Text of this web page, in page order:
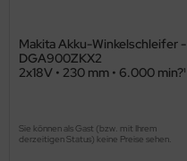
Makita Akku-Winkelschleifer -
DGA900ZKX2
2x18V • 230 mm • 6.000 min?¹
Sie können als Gast (bzw. mit Ihrem
derzeitigen Status) keine Preise sehen.